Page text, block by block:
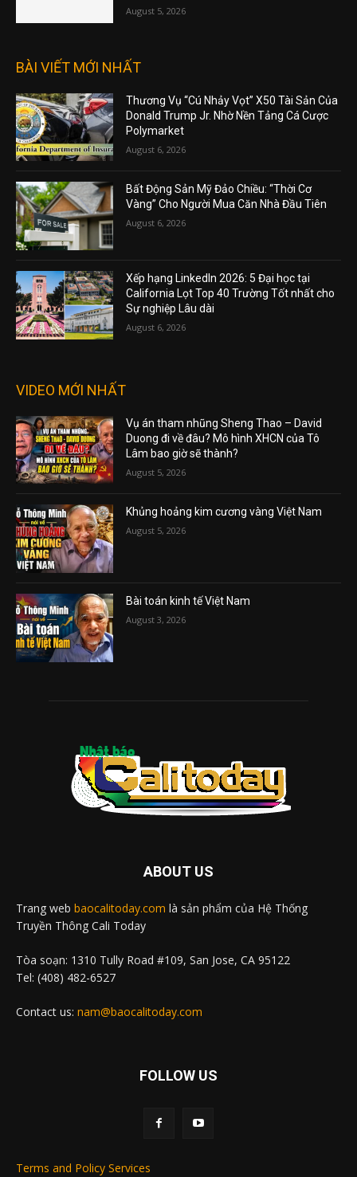
August 5, 2026
BÀI VIẾT MỚI NHẤT
Thương Vụ “Cú Nhảy Vọt” X50 Tài Sản Của
Donald Trump Jr. Nhờ Nền Tảng Cá Cược
Polymarket
August 6, 2026
Bất Động Sản Mỹ Đảo Chiều: “Thời Cơ
Vàng” Cho Người Mua Căn Nhà Đầu Tiên
August 6, 2026
Xếp hạng LinkedIn 2026: 5 Đại học tại
California Lọt Top 40 Trường Tốt nhất cho
Sự nghiệp Lâu dài
August 6, 2026
VIDEO MỚI NHẤT
Vụ án tham nhũng Sheng Thao – David
Duong đi về đâu? Mô hình XHCN của Tô
Lâm bao giờ sẽ thành?
August 5, 2026
Khủng hoảng kim cương vàng Việt Nam
August 5, 2026
Bài toán kinh tế Việt Nam
August 3, 2026
ABOUT US
Trang web baocalitoday.com là sản phẩm của Hệ Thống
Truyền Thông Cali Today
Tòa soạn: 1310 Tully Road #109, San Jose, CA 95122
Tel: (408) 482-6527
Contact us: nam@baocalitoday.com
FOLLOW US
Terms and Policy Services